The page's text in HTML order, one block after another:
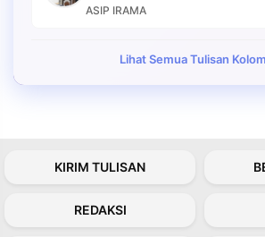
ASIP IRAMA
Lihat Semua Tulisan
KIRIM TULISAN
REDAKSI